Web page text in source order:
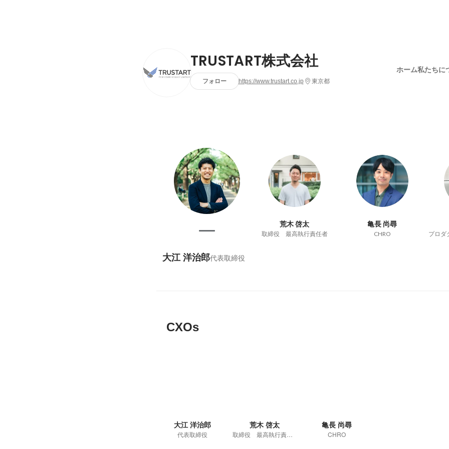
TRUSTART株式会社
フォロー https://www.trustart.co.jp 東京都
ホーム私たちに
荒木 啓太
取締役 最高執行責任者
亀長 尚尋
CHRO
大江 洋治郎代表取締役
CXOs
大江 洋治郎
代表取締役
荒木 啓太 亀長 尚尋
CHRO